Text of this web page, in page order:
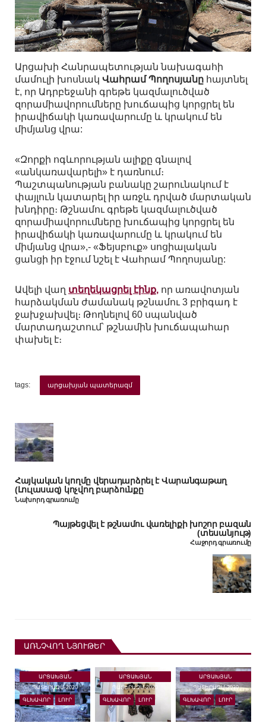
Արցախի Հանրապետության նախագահի
մամուլի խոսնակ Վահրամ Պողոսյանը հայտնել
է, որ Ադրբեջանի գրեթե կազմալուծված
զորամիավորումները խուճապից կորցրել են
իրավիճակի կառավարումը և կրակում են
միմյանց վրա:
«Զորքի ոգևորության ալիքը գնալով
«անկառավարելի» է դառնում։
Պաշտպանության բանակը շարունակում է
փայլուն կատարել իր առջև դրված մարտական
խնդիրը։ Թշնամու գրեթե կազմալուծված
զորամիավորումները խուճապից կորցրել են
իրավիճակի կառավարումը և կրակում են
միմյանց վրա»,- «Ֆեյսբուք» սոցիալական
ցանցի իր էջում նշել է Վահրամ Պողոսյանը:
Ավելի վաղ տեղեկացրել էինք, որ առավոտյան
հարձակման ժամանակ թշնամու 3 բրիգադ է
ջախջախվել։ Թողնելով 60 սպանված
մարտադաշտում՝ թշնամին խուճապահար
փախել է։
tags: արցախյան պատերազմ
Հայկական կողմը վերադարձրել է Վարանգաթաղ
(Լուլասազ) կոչվող բարձունքը
Նախորդ գրառումը
Պայթեցվել է թշնամու վառելիքի խոշոր բազան
(տեսանյութ)
Հաջորդ գրառումը
ԱՌՆՉՎՈՂ ՆՅՈՒԹԵՐ
ԱՐՑԱԽՅԱՆ
ՊԱՏԵՐԱԶՄ-2020
ԳԼԽԱՎՈՐ ԼՈՒՐ
ԱՐՑԱԽՅԱՆ
ՊԱՏԵՐԱԶՄ-2020
ԳԼԽԱՎՈՐ ԼՈՒՐ
ԱՐՑԱԽՅԱՆ
ՊԱՏԵՐԱԶՄ-2020
ԳԼԽԱՎՈՐ ԼՈՒՐ